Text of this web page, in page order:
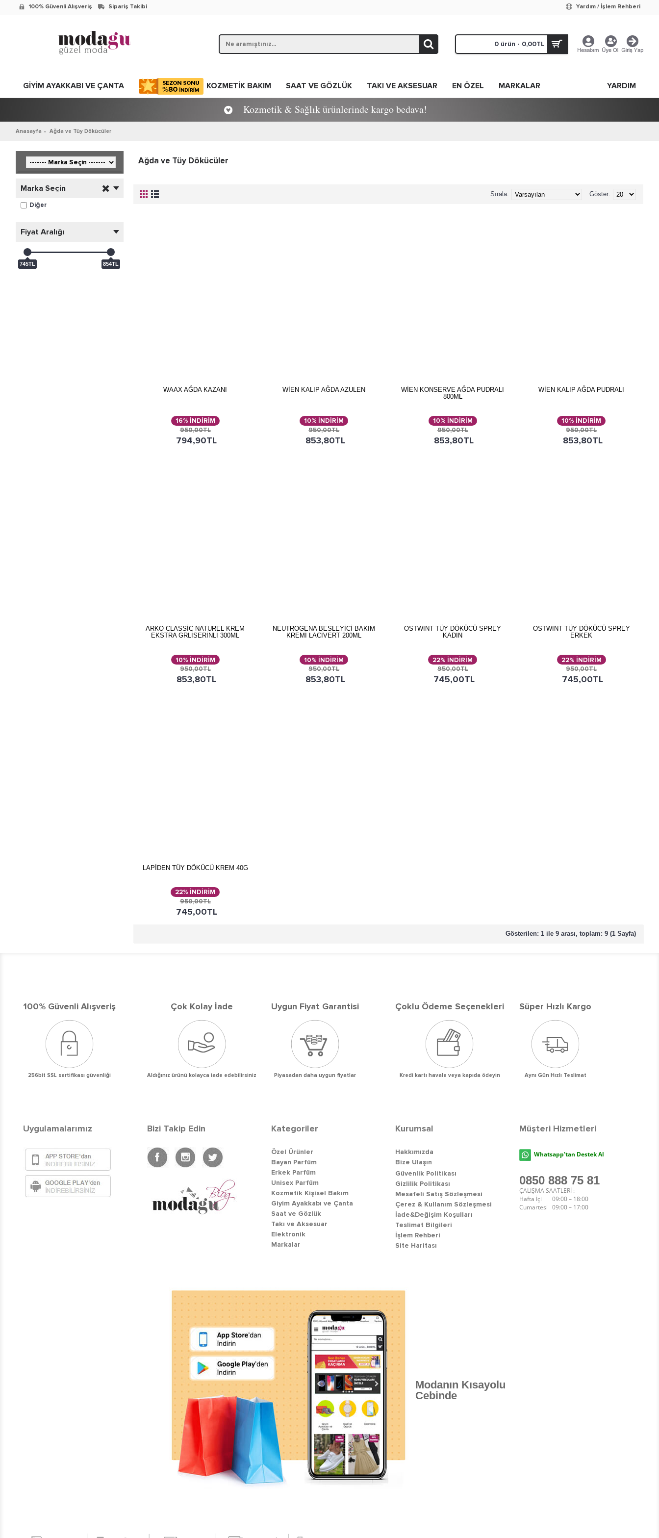
100% Güvenli Alışveriş Sipariş Takibi Yardım / İşlem Rehberi
0 ürün - 0,00TL
GİYİM AYAKKABI VE ÇANTA KOZMETİK BAKIM SAAT VE GÖZLÜK TAKI VE AKSESUAR EN ÖZEL MARKALAR YARDIM
Kozmetik & Sağlık ürünlerinde kargo bedava!
Anasayfa Ağda ve Tüy Dökücüler
Marka Seçin
Diğer
Fiyat Aralığı
745TL 854TL
Ağda ve Tüy Dökücüler
Göster:
Sırala:
WAAX AĞDA KAZANI
16% İNDİRİM
950,00TL
794,90TL
WİEN KALIP AĞDA AZULEN
10% İNDİRİM
950,00TL
853,80TL
WİEN KONSERVE AĞDA PUDRALI
800ML
10% İNDİRİM
950,00TL
853,80TL
WİEN KALIP AĞDA PUDRALI
10% İNDİRİM
950,00TL
853,80TL
ARKO CLASSİC NATUREL KREM
EKSTRA GRLİSERİNLİ 300ML
10% İNDİRİM
950,00TL
853,80TL
NEUTROGENA BESLEYİCİ BAKIM
KREMİ LACİVERT 200ML
10% İNDİRİM
950,00TL
853,80TL
OSTWINT TÜY DÖKÜCÜ SPREY
KADIN
22% İNDİRİM
950,00TL
745,00TL
OSTWINT TÜY DÖKÜCÜ SPREY
ERKEK
22% İNDİRİM
950,00TL
745,00TL
LAPİDEN TÜY DÖKÜCÜ KREM 40G
22% İNDİRİM
950,00TL
745,00TL
Gösterilen: 1 ile 9 arası, toplam: 9 (1 Sayfa)
100% Güvenli Alışveriş
256bit SSL sertifikası güvenliği
Çok Kolay İade
Aldığınız ürünü kolayca iade edebilirsiniz
Uygun Fiyat Garantisi
Piyasadan daha uygun fiyatlar
Çoklu Ödeme Seçenekleri
Kredi kartı havale veya kapıda ödeyin
Süper Hızlı Kargo
Aynı Gün Hızlı Teslimat
Uygulamalarımız Bizi Takip Edin Kategoriler
Özel Ürünler
Bayan Parfüm
Erkek Parfüm
Unisex Parfüm
Kozmetik Kişisel Bakım
Giyim Ayakkabı ve Çanta
Saat ve Gözlük
Takı ve Aksesuar
Elektronik
Markalar
Kurumsal
Hakkımızda
Bize Ulaşın
Güvenlik Politikası
Gizlilik Politikası
Mesafeli Satış Sözleşmesi
Çerez & Kullanım Sözleşmesi
İade&Değişim Koşulları
Teslimat Bilgileri
İşlem Rehberi
Site Haritası
Müşteri Hizmetleri
Whatsapp'tan Destek Al
0850 888 75 81
ÇALIŞMA SAATLERİ :
Hafta İçi 09:00 – 18:00
Cumartesi 09:00 – 17:00
Modanın Kısayolu
Cebinde